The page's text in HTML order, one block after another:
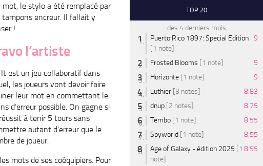
mot, le stylo a été remplacé par
tampons encreur. Il fallait y
!
l’artiste
est un jeu collaboratif dans
les joueurs vont devoir faire
leur mot en commettant le
d’erreur possible. On gagne si
à tenir 5 tours sans
autant d’erreur que le
de joueur.
mots de ses coéquipiers. Pour
TOP 20
des 4 derniers mois
Puerto Rico 1897: Special Edition
[1 note]
9
Frosted Blooms [1 note]
9
Horizonte [1 note]
9
Luthier [3 notes]
8.83
dnup [2 notes]
8.75
Tembo [1 note]
8.55
Spyworld [1 note]
8.55
Age of Galaxy - édition 2025 [1
note]
8.55